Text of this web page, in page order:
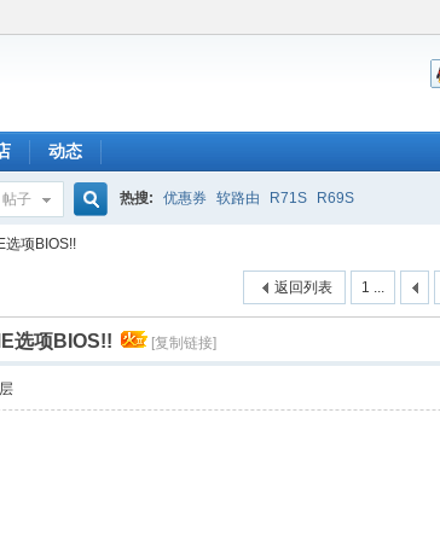
动态
帖子
索
热搜: 优惠券 软路由 R71S R69S
选项BIOS!!
1 ...
返回列表
选项BIOS!! [复制链接]